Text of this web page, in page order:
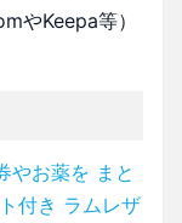
やKeepa等）
お薬を まと
付き ラムレザ